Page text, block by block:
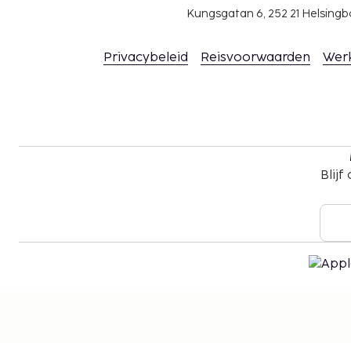
Kungsgatan 6, 252 21
Privacybeleid Reisvoorwaarden
Blijf